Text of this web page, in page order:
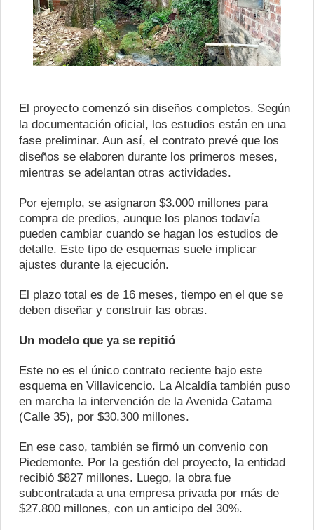
El proyecto comenzó sin diseños completos. Según
la documentación oficial, los estudios están en una
fase preliminar. Aun así, el contrato prevé que los
diseños se elaboren durante los primeros meses,
mientras se adelantan otras actividades.
Por ejemplo, se asignaron $3.000 millones para
compra de predios, aunque los planos todavía
pueden cambiar cuando se hagan los estudios de
detalle. Este tipo de esquemas suele implicar
ajustes durante la ejecución.
El plazo total es de 16 meses, tiempo en el que se
deben diseñar y construir las obras.
Un modelo que ya se repitió
Este no es el único contrato reciente bajo este
esquema en Villavicencio. La Alcaldía también puso
en marcha la intervención de la Avenida Catama
(Calle 35), por $30.300 millones.
En ese caso, también se firmó un convenio con
Piedemonte. Por la gestión del proyecto, la entidad
recibió $827 millones. Luego, la obra fue
subcontratada a una empresa privada por más de
$27.800 millones, con un anticipo del 30%.